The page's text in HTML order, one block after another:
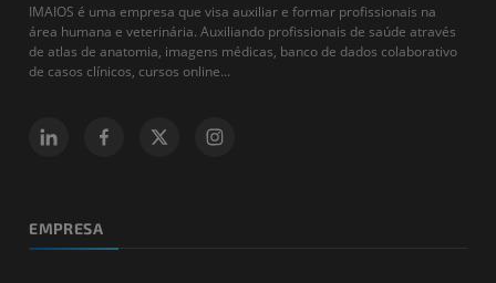
IMAIOS é uma empresa que visa auxiliar e formar profissionais na
área humana e veterinária. Auxiliando profissionais de saúde através
de atlas de anatomia, imagens médicas, banco de dados colaborativo
de casos clínicos, cursos online...
EMPRESA